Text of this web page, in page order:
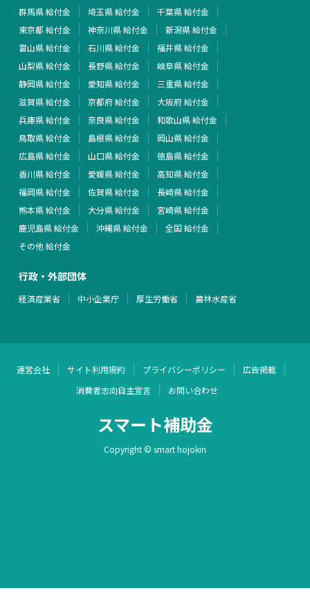
群馬県 給付金
埼玉県 給付金
千葉県 給付金
東京都 給付金
神奈川県 給付金
新潟県 給付金
富山県 給付金
石川県 給付金
福井県 給付金
山梨県 給付金
長野県 給付金
岐阜県 給付金
静岡県 給付金
愛知県 給付金
三重県 給付金
滋賀県 給付金
京都府 給付金
大阪府 給付金
兵庫県 給付金
奈良県 給付金
和歌山県 給付金
鳥取県 給付金
島根県 給付金
岡山県 給付金
広島県 給付金
山口県 給付金
徳島県 給付金
香川県 給付金
愛媛県 給付金
高知県 給付金
福岡県 給付金
佐賀県 給付金
長崎県 給付金
熊本県 給付金
大分県 給付金
宮崎県 給付金
鹿児島県 給付金
沖縄県 給付金
全国 給付金
その他 給付金
行政・外部団体
経済産業省 中小企業庁 厚生労働省 農林水産省
運営会社 サイト利用規約 プライバシーポリシー
広告掲載
消費者志向自主宣言
お問い合わせ
スマート補助金
Copyright © smart hojokin